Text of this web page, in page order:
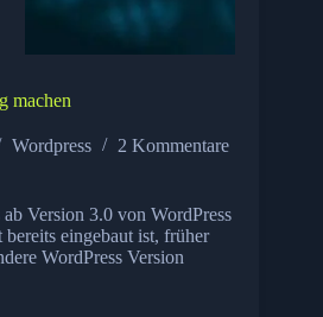
machen
Wordpress 2 Kommentare
Version 3.0 von WordPress
eingebaut ist, früher
WordPress Version